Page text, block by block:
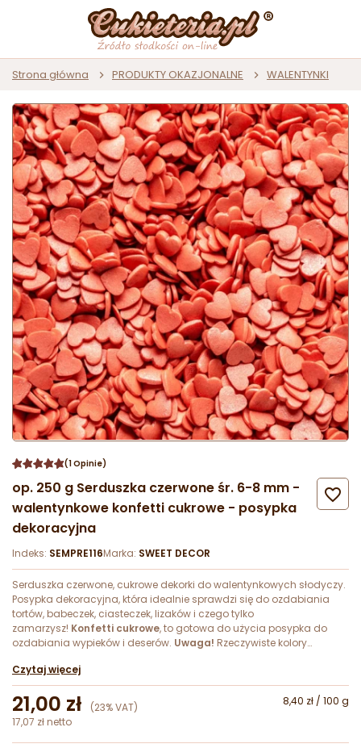
Strona główna PRODUKTY OKAZJONALNE WALENTYNKI
(1 Opinie)
op. 250 g Serduszka czerwone śr. 6-8 mm -
walentynkowe konfetti cukrowe - posypka
dekoracyjna

Indeks: SEMPRE116Marka: SWEET DECOR
Serduszka czerwone, cukrowe dekorki do walentynkowych słodyczy.
Posypka dekoracyjna, która idealnie sprawdzi się do ozdabiania
tortów, babeczek, ciasteczek, lizaków i czego tylko
zamarzysz! Konfetti cukrowe, to gotowa do użycia posypka do
ozdabiania wypieków i deserów. Uwaga! Rzeczywiste kolory
ujętej na zdjęciach katalogowych produktu.
Czytaj więcej
21,00 zł (23% VAT)
8,40 zł / 100 g
17,07 zł netto